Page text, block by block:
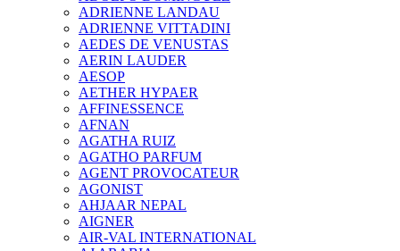
ADRIENNE LANDAU
ADRIENNE VITTADINI
AEDES DE VENUSTAS
AERIN LAUDER
AESOP
AETHER HYPAER
AFFINESSENCE
AFNAN
AGATHA RUIZ
AGATHO PARFUM
AGENT PROVOCATEUR
AGONIST
AHJAAR NEPAL
AIGNER
AIR-VAL INTERNATIONAL